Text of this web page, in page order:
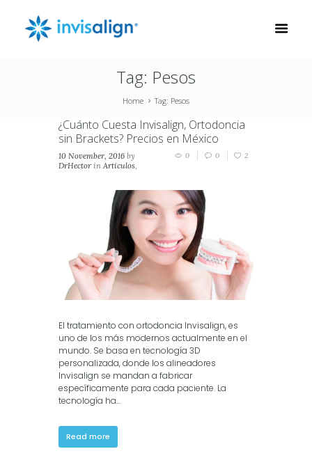
Tag: Pesos
Home Tag: Pesos
¿Cuánto Cuesta Invisalign, Ortodoncia
sin Brackets? Precios en México
10 November, 2016 by
DrHector in Articulos,
0 0 2
El tratamiento con ortodoncia Invisalign, es
uno de los más modernos actualmente en el
mundo. Se basa en tecnología 3D
personalizada, donde los alineadores
Invisalign se mandan a fabricar
específicamente para cada paciente. La
tecnología ha...
Read more